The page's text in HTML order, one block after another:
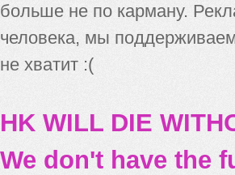
больше не по карману.
человека, мы
не хватит :(
HK WILL DIE
We don't have the